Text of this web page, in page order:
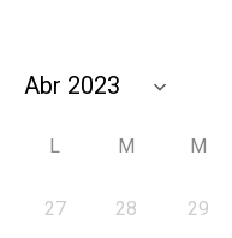
L M M
27 28 29